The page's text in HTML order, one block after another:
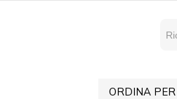
ORDINA PER